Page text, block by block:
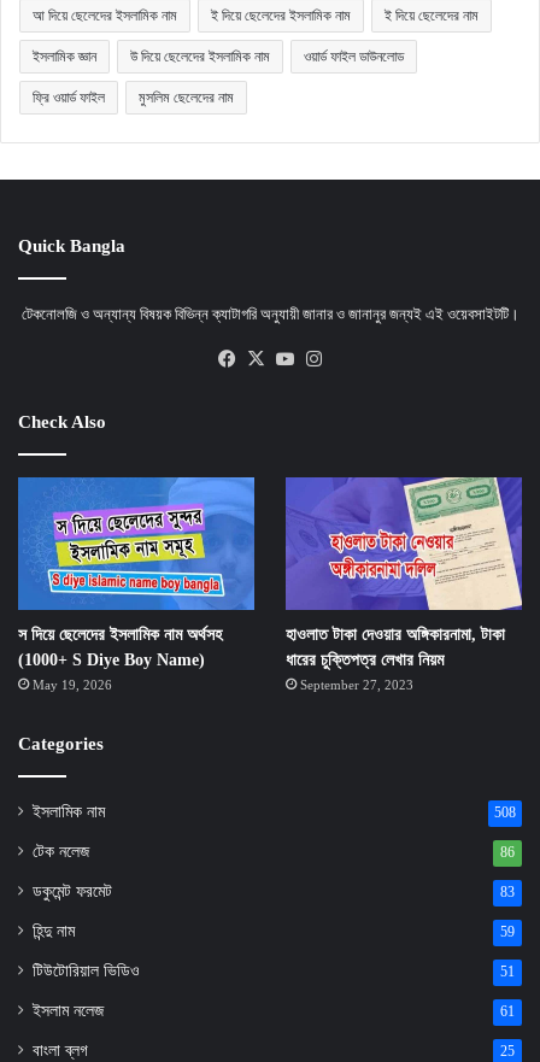
আ দিয়ে ছেলেদের ইসলামিক নাম ই দিয়ে ছেলেদের ইসলামিক নাম ই দিয়ে ছেলেদের নাম
ইসলামিক জ্ঞান উ দিয়ে ছেলেদের ইসলামিক নাম ওয়ার্ড ফাইল ডাউনলোড
ফ্রি ওয়ার্ড ফাইল মুসলিম ছেলেদের নাম
Quick Bangla
টেকনোলজি ও অন্যান্য বিষয়ক বিভিন্ন ক্যাটাগরি অনুযায়ী জানার ও জানানুর জন্যই এই ওয়েবসাইটটি।
Facebook
X YouTube
Check Also
স দিয়ে ছেলেদের ইসলামিক নাম অর্থসহ
(1000+ S Diye Boy Name)
May 19, 2026
হাওলাত টাকা দেওয়ার অঙ্গিকারনামা, টাকা
ধারের চুক্তিপত্র লেখার নিয়ম
September 27, 2023
Categories
ইসলামিক নাম 508
টেক নলেজ 86
ডকুমেন্ট ফরমেট 83
হিন্দু নাম 59
টিউটোরিয়াল ভিডিও 51
ইসলাম নলেজ 61
বাংলা ব্লগ 25